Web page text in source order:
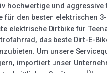
hochwertige und aggressive
für den besten elektrischen 3-
elektrische Dirtbike für
das beste Dirt-E-
Um unsere
importiert unser